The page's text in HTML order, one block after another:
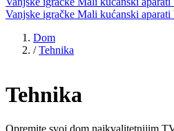
Vanjske igračke Mali kućanski aparati
Dom
/ Tehnika
Tehnika
Opremite svoj dom najkvalitetnijim